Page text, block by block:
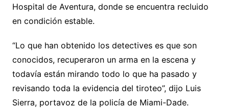
Hospital de Aventura, donde se encuentra recluido
en condición estable.
“Lo que han obtenido los detectives es que son
conocidos, recuperaron un arma en la escena y
todavía están mirando todo lo que ha pasado y
revisando toda la evidencia del tiroteo”, dijo Luis
Sierra, portavoz de la policía de Miami-Dade.